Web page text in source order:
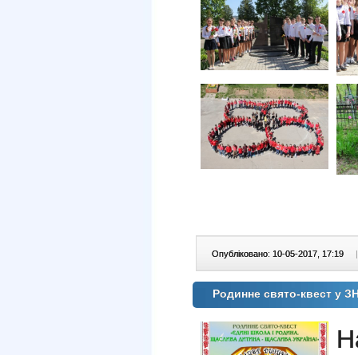
Опубліковано: 10-05-2017, 17:19 |
Родинне свято-квест у